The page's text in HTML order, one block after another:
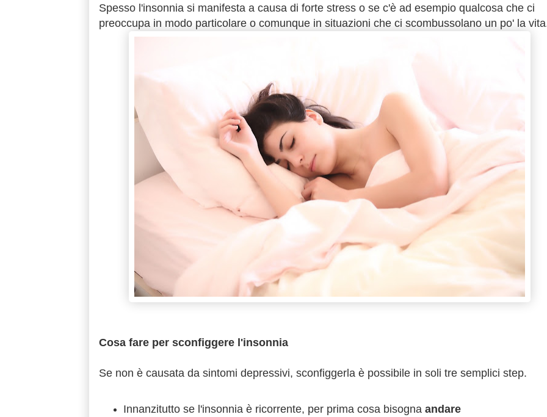
Spesso l'insonnia si manifesta a causa di forte stress o se c'è ad esempio qualcosa che ci
preoccupa in modo particolare o comunque in situazioni che ci scombussolano un po' la
Cosa fare per sconfiggere l'insonnia
Se non è causata da sintomi depressivi, sconfiggerla è possibile in soli tre semplici step.
Innanzitutto se l'insonnia è ricorrente, per prima cosa bisogna andare